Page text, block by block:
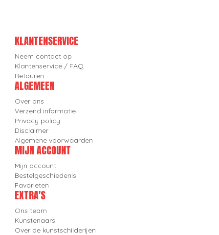
KLANTENSERVICE
Neem contact op
Klantenservice / FAQ
Retouren
ALGEMEEN
Over ons
Verzend informatie
Privacy policy
Disclaimer
Algemene voorwaarden
MIJN ACCOUNT
Mijn account
Bestelgeschiedenis
Favorieten
EXTRA'S
Ons team
Kunstenaars
Over de kunstschilderijen